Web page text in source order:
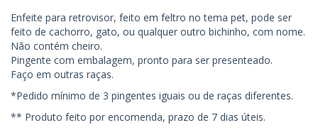
Enfeite para retrovisor, feito em feltro no tema pet, pode ser
feito de cachorro, gato, ou qualquer outro bichinho, com nome.
Não contém cheiro.
Pingente com embalagem, pronto para ser presenteado.
Faço em outras raças.
*Pedido mínimo de 3 pingentes iguais ou de raças diferentes.
** Produto feito por encomenda, prazo de 7 dias úteis.